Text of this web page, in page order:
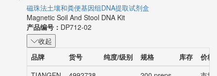
磁珠法土壤和粪便基因组DNA提取试剂盒
Magnetic Soil And Stool DNA Kit
产品编号： DP712-02
收起
品牌
货号 纯度/级别 规格 库存
价格